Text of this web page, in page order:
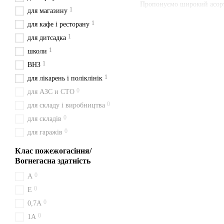
Пропонуємо широкий
для магазину 1
для кафе і ресторану 1
для дитсадка 1
школи 1
ВНЗ 1
для лікарень і поліклінік 1
для АЗС и СТО 0
для складу і виробництва 0
для складів 0
для гаражів 0
Клас пожежогасіння/
Вогнегасна здатність
A 0
Е 0
0,7А 0
1A 0